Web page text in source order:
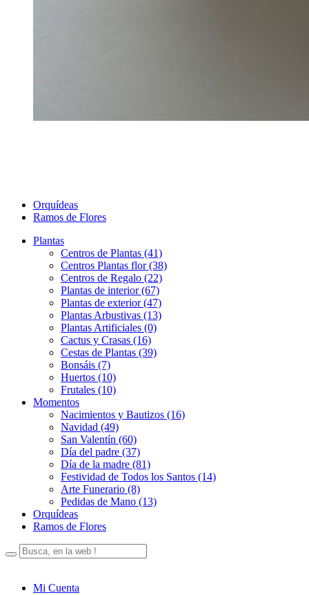
Orquídeas
Ramos de Flores
Plantas
Centros de Plantas (41)
Centros Plantas flor (38)
Centros de Regalo (22)
Plantas de interior (67)
Plantas de exterior (47)
Plantas Arbustivas (13)
Plantas Artificiales (0)
Cactus y Crasas (16)
Cestas de Plantas (39)
Bonsáis (7)
Huertos (10)
Frutales (10)
Momentos
Nacimientos y Bautizos (16)
Navidad (49)
San Valentín (60)
Día del padre (37)
Día de la madre (81)
Festividad de Todos los Santos (14)
Arte Funerario (8)
Pedidas de Mano (13)
Orquídeas
Ramos de Flores
Mi Cuenta